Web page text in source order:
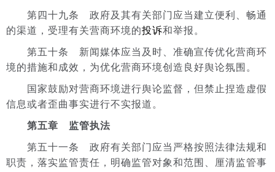
第四十九条 政府及其有关部门应当建立便利、畅通
的渠道，受理有关营商环境的投诉和举报。
第五十条 新闻媒体应当及时、准确宣传优化营商环
境的措施和成效，为优化营商环境创造良好舆论氛围。
国家鼓励对营商环境进行舆论监督，但禁止捏造虚假
信息或者歪曲事实进行不实报道。
第五章 监管执法
第五十一条 政府有关部门应当严格按照法律法规和
职责，落实监管责任，明确监管对象和范围、厘清监管事